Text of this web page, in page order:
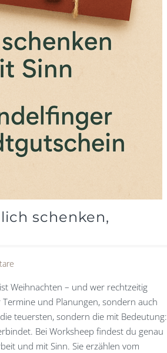
schenken,
Weihnachten – und wer rechtzeitig
und Planungen, sondern auch
teuersten, sondern die mit Bedeutung:
Bei Worksheep findest du genau
und mit Sinn. Sie erzählen vom